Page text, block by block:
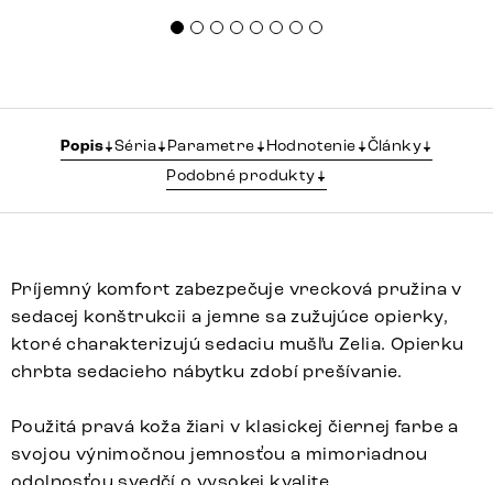
Popis Séria Parametre Hodnotenie
Články
Podobné produkty
Príjemný komfort zabezpečuje vrecková pružina v
sedacej konštrukcii a jemne sa zužujúce opierky,
ktoré charakterizujú sedaciu mušľu Zelia. Opierku
chrbta sedacieho nábytku zdobí prešívanie.
Použitá pravá koža žiari v klasickej čiernej farbe a
svojou výnimočnou jemnosťou a mimoriadnou
odolnosťou svedčí o vysokej kvalite.